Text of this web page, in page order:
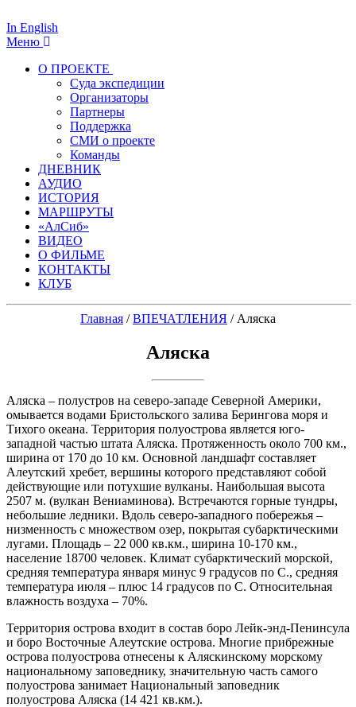
In English
Меню
О ПРОЕКТЕ
Суда экспедиции
Организаторы
Партнеры
Поддержка
СМИ о проекте
Команды
ДНЕВНИК
АУДИО
ИСТОРИЯ
МАРШРУТЫ
«АлСиб»
ВИДЕО
О ФИЛЬМЕ
КОНТАКТЫ
КЛУБ
Главная /ВПЕЧАТЛЕНИЯ / Аляска
Аляска
Аляска – полустров на северо-западе Северной Америки,
омывается водами Бристольского залива Берингова моря и
Тихого океана. Территория полуострова является юго-
западной частью штата Аляска. Протяженность около 700 км.,
ширина от 170 до 10 км. Основной ландшафт составляет
Алеутский хребет, вершины которого представляют собой
действующие или потухшие вулканы. Наибольшая высота
2507 м. (вулкан Вениаминова). Встречаются горные тундры,
небольшие ледники. Вдоль северо-западного побережья –
низменность с множеством озер, покрытая субарктическими
лугами. Площадь – 22 000 кв.км., ширина 10-170 км.,
население 18700 человек. Климат субарктический морской,
средняя температура января минус 9 градусов по С., средняя
температура июля – плюс 14 градусов по С. Относительная
влажность воздуха – 70%.
Территория острова входит в состав боро Лейк-энд-Пенинсула
и боро Восточные Алеутские острова. Многие прибрежные
острова полуострова отнесены к Аляскинскому морскому
национальному заповеднику, значительную часть самого
полуострова занимает Национальный заповедник
полуострова Аляска (14 421 кв.км.).